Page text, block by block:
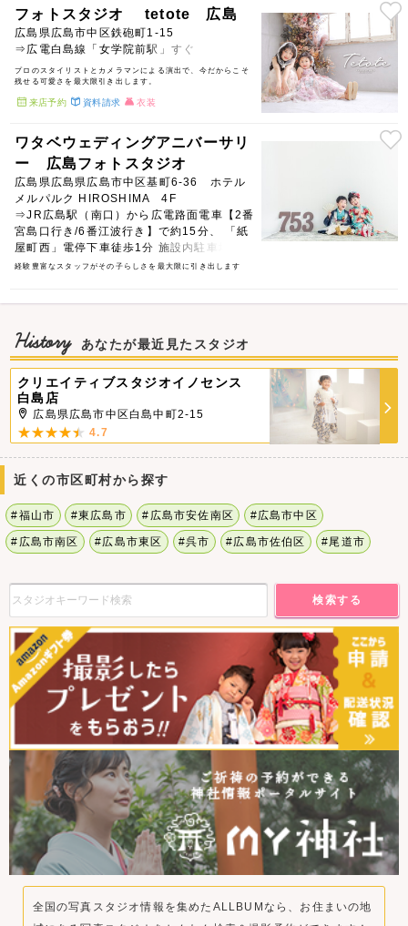
フォトスタジオ tetote 広島
広島県広島市中区鉄砲町1-15
⇒広電白島線「女学院前駅」すぐ
プロのスタイリストとカメラマンによる演出で、今だからこそ
残せる可愛さを最大限引き出します。
来店予約 資料請求 衣装
ワタベウェディングアニバーサリ
ー 広島フォトスタジオ
広島県広島県広島市中区基町6-36 ホテル
メルパルク HIROSHIMA 4F
⇒JR広島駅（南口）から広電路面電車【2番
宮島口行き/6番江波行き】で約15分、 「紙
屋町西」電停下車徒歩1分 施設内駐車場有
新規お打合せは2階、衣裳合せは3階、撮影
経験豊富なスタッフがその子らしさを最大限に引き出します
History あなたが最近見たスタジオ
クリエイティブスタジオイノセンス
白島店
広島県広島市中区白島中町2-15
4.7
近くの市区町村から探す
#福山市 #東広島市 #広島市安佐南区 #広島市中区
#広島市南区 #広島市東区 #呉市 #広島市佐伯区 #尾道市
検索する
全国の写真スタジオ情報を集めたALLBUMなら、お住まいの地